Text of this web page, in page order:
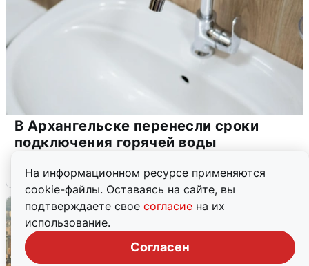
На информационном ресурсе применяются
cookie-файлы. Оставаясь на сайте, вы
подтверждаете свое согласие на их
использование.
Согласен
В Архангельске перенесли сроки
подключения горячей воды
7 августа 0